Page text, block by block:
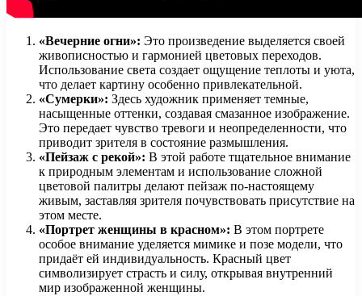
«Вечерние огни»: Это произведение выделяется своей
живописностью и гармонией цветовых переходов.
Использование света создает ощущение теплоты и уюта,
что делает картину особенно привлекательной.
«Сумерки»: Здесь художник применяет темные,
насыщенные оттенки, создавая смазанное изображение.
Это передает чувство тревоги и неопределенности, что
приводит зрителя в состояние размышления.
«Пейзаж с рекой»: В этой работе тщательное внимание
к природным элементам и использование сложной
цветовой палитры делают пейзаж по-настоящему
живым, заставляя зрителя почувствовать присутствие на
этом месте.
«Портрет женщины в красном»: В этом портрете
особое внимание уделяется мимике и позе модели, что
придаёт ей индивидуальность. Красный цвет
символизирует страсть и силу, открывая внутренний
мир изображенной женщины.